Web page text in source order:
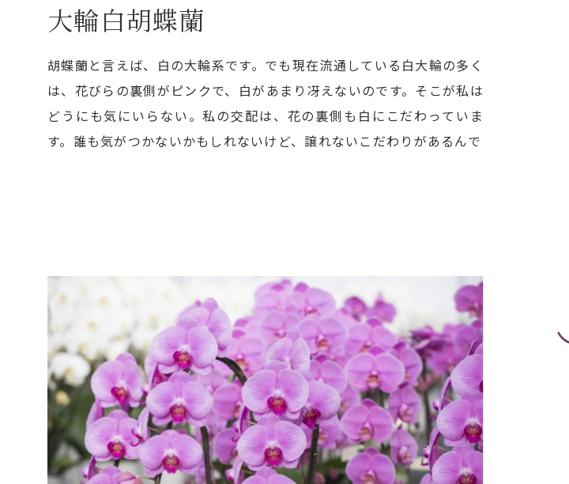
大輪白胡蝶蘭
胡蝶蘭と言えば、白の大輪系です。でも現在流通している白大輪の多く
は、花びらの裏側がピンクで、白があまり冴えないのです。そこが私は
どうにも気にいらない。私の交配は、花の裏側も白にこだわっていま
す。誰も気がつかないかもしれないけど、譲れないこだわりがあるんで